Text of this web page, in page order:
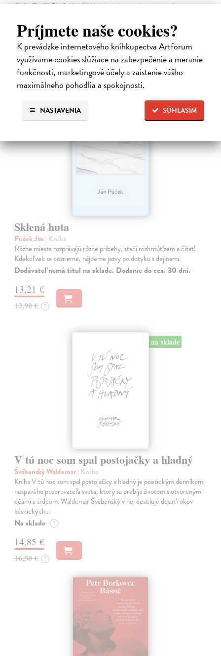
Príjmete naše cookies?
K prevádzke internetového kníhkupectva Artforum
využívame cookies slúžiace na zabezpečenie a meranie
funkčnosti, marketingové účely a zaistenie vášho
maximálneho pohodlia a spokojnosti.
SÚHLASÍM
NASTAVENIA
SLOVENSKÉHO KLASIKA. Nemýlia sa tí, ktorí v básnikovi
ľudskej situácie.
Na sklade ?
33,85 €
34,90 € ?
Sklená huta
Púček Ján | Kniha
Rôzne miesta rozprávajú rôzne príbehy, stačí rozhrnúť zem a čítať.
Kdekoľvek sa pozrieme, nájdeme jazvy po dotyku s dejinami.
Dodávateľ nemá titul na sklade. Dodanie do cca. 30 dní.
13,21 €
13,90 € ?
na sklade
V tú noc som spal postojačky a hladný
Švábenský Waldemar| Kniha
Kniha V tú noc som spal postojačky a hladný je poetickým denníkom
nespavého pozorovateľa sveta, ktorý sa prebíja životom s otvorenými
očami a srdcom. Waldemar Švábenský v nej destiluje desať rokov
básnických…
Na sklade ?
14,85 €
16,50 € ?